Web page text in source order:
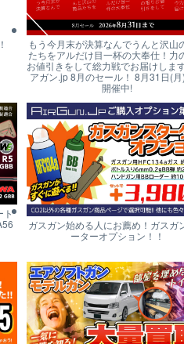
もう今月末が決算なんでうんと沢山
たちをアルだけ目一杯の大奉仕！力
お値引きをして総力戦でお届けしま
アガン.jp 8月のセール！ 8月31日(
開催中!
ト
ガスガン始める人にお薦め！ガスガ
ーターオプション！！